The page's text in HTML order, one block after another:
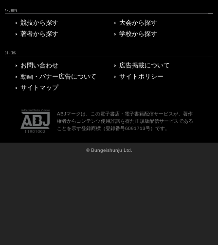
ARCHIVE
競技から探す
大会から探す
著者から探す
学校から探す
OTHERS
お問い合わせ
広告掲載について
動画・バナー広告について
サイトポリシー
サイトマップ
ABJマークは、この電子書店・電子書籍配信サービスが、著作
権者からコンテンツ使用許諾を得た正規版配信サービスである
ことを示す登録商標（登録番号6091713号）です。
© Bungeishunju Ltd.